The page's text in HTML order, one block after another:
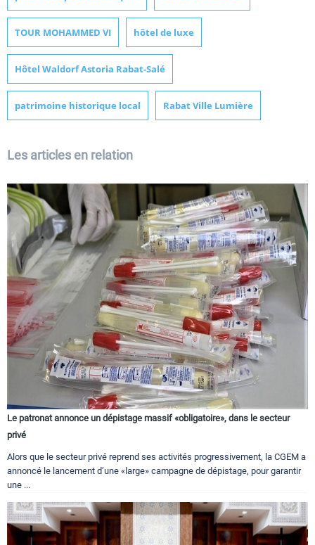
TOUR MOHAMMED VI hôtel de luxe
Hôtel Waldorf Astoria Rabat-Salé
patrimoine historique local Rabat Ville Lumière
Les articles en relation
Le patronat annonce un dépistage massif «obligatoire», dans le secteur
privé
Alors que le secteur privé reprend ses activités progressivement, la CGEM a
annoncé le lancement d’une «large» campagne de dépistage, pour garantir
une ...